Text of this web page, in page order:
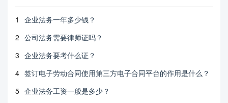
1
企业法务一年多少钱？
2 公司法务需要律师证吗？
3 企业法务要考什么证？
4 签订电子劳动合同使用第三方电子合同平台的作用是什么？
5 企业法务工资一般是多少？